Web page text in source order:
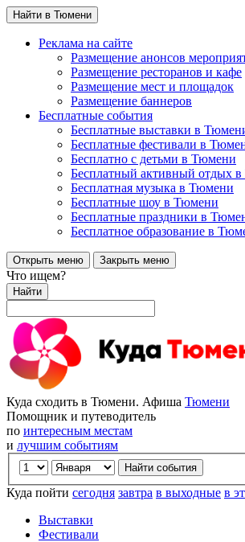
Найти в Тюмени
Реклама на сайте
Размещение анонсов
Размещение ресторанов и кафе
Размещение мест и площадок
Размещение баннеров
Бесплатные события
Бесплатные выставки в
Бесплатные фестивали в
Бесплатно с детьми в Тюмени
Бесплатный активный отдых
Бесплатная музыка в Тюмени
Бесплатные шоу в Тюмени
Бесплатные праздники в
Бесплатное образование в
Открыть меню Закрыть меню
Что ищем?
Найти
Куда сходить в Тюмени. Афиша Тюмени
Помощник и путеводитель
по интересным местам
и лучшим событиям
Куда пойти сегодня завтра в выходные в
Выставки
Фестивали